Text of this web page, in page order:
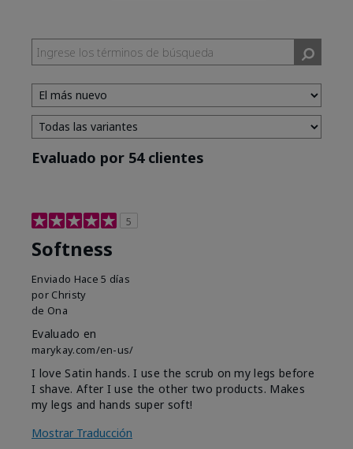
Evaluado por 54 clientes
5
Softness
Enviado Hace 5 días
por Christy
de Ona
Evaluado en
marykay.com/en-us/
I love Satin hands. I use the scrub on my legs before
I shave. After I use the other two products. Makes
my legs and hands super soft!
Mostrar Traducción